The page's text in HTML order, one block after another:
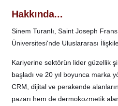
Hakkında...
Sinem Turanlı, Saint Joseph
Üniversitesi'nde Uluslararası
Kariyerine sektörün lider güzellik
başladı ve 20 yıl boyunca marka
CRM, dijital ve perakende
pazarı hem de dermokozmetik